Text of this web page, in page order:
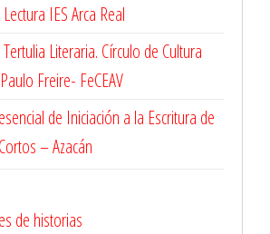
IES Arca Real
Literaria. Círculo de Cultura
Freire- FeCEAV
de Iniciación a la Escritura de
– Azacán
de historias